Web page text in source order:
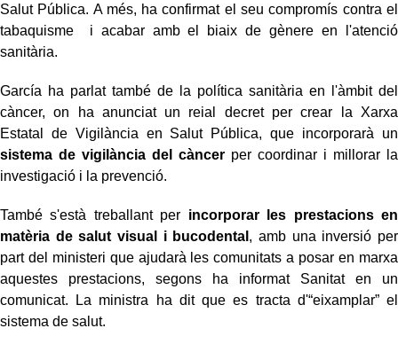
Salut Pública. A més, ha confirmat el seu compromís contra el
tabaquisme i acabar amb el biaix de gènere en l'atenció
sanitària.
García ha parlat també de la política sanitària en l'àmbit del
càncer, on ha anunciat un reial decret per crear la Xarxa
Estatal de Vigilància en Salut Pública, que incorporarà un
sistema de vigilància del càncerper coordinar i millorar la
investigació i la prevenció.
També s'està treballant per incorporar les prestacions en
matèria de salut visual i bucodental , amb una inversió per
part del ministeri que ajudarà les comunitats a posar en marxa
aquestes prestacions, segons ha informat Sanitat en un
comunicat. La ministra ha dit que es tracta d'“eixamplar” el
sistema de salut.